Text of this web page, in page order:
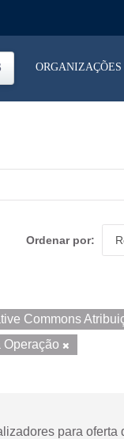
ORGANIZAÇÕES
Ordenar por
Commons
Operação
para oferta